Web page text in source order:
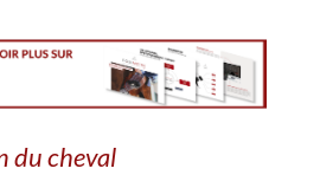
du cheval